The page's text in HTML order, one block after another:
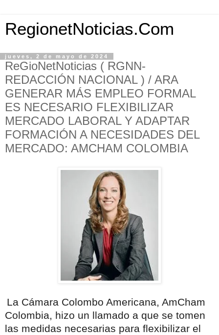
RegionetNoticias.Com
jueves, 2 de mayo de 2024
ReGioNetNoticias ( RGNN-
REDACCIÓN NACIONAL ) / ARA
GENERAR MÁS EMPLEO FORMAL
ES NECESARIO FLEXIBILIZAR
MERCADO LABORAL Y ADAPTAR
FORMACIÓN A NECESIDADES DEL
MERCADO: AMCHAM COLOMBIA
La Cámara Colombo Americana, AmCham
Colombia, hizo un llamado a que se tomen
las medidas necesarias para flexibilizar el